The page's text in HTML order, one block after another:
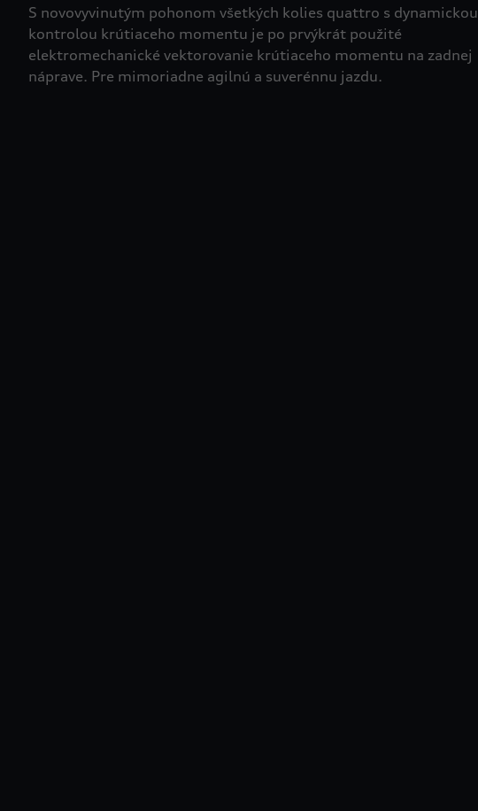
S novovyvinutým pohonom všetkých kolies quattro s dynamickou
kontrolou krútiaceho momentu je po prvýkrát použité
elektromechanické vektorovanie krútiaceho momentu na zadnej
náprave. Pre mimoriadne agilnú a suverénnu jazdu.